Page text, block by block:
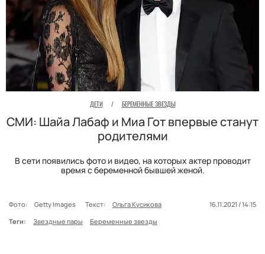
ДЕТИ / БЕРЕМЕННЫЕ ЗВЕЗДЫ
СМИ: Шайа Лабаф и Миа Гот впервые станут
родителями
В сети появились фото и видео, на которых актер проводит
время с беременной бывшей женой.
Фото: Getty Images Текст: Ольга Кусикова
16.11.2021 / 14:15
Теги:
Звездные пары Беременные звезды